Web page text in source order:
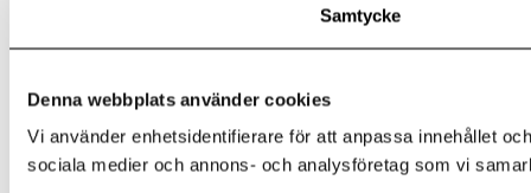
Samtycke
Denna webbplats använder cookies
Vi använder enhetsidentifierare för att anpassa innehållet
sociala medier och annons- och analysföretag som vi